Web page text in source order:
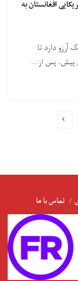
افغانستان به
دارد تا
پیش، پس از...
تماس با ما